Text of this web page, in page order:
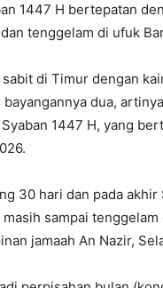
1447 H bertepatan
tenggelam di ufuk
di Timur dengan
dua,
1447 H, yang
30 hari dan pada
sampai tenggelam
jamaah An Nazir,